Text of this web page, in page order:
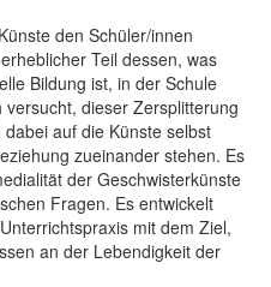
den Schüler/innen
Teil dessen, was
Bildung ist, in der Schule
dieser Zersplitterung
auf die Künste selbst
zueinander stehen. Es
der Geschwisterkünste
Fragen. Es entwickelt
mit dem Ziel,
an der Lebendigkeit der